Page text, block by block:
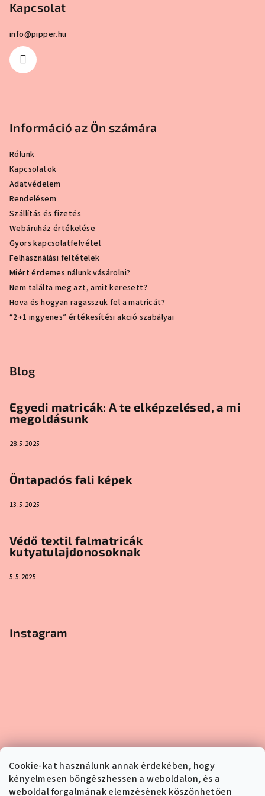
Cookie-kat használunk annak érdekében, hogy
kényelmesen böngészhessen a weboldalon, és a
weboldal forgalmának elemzésének köszönhetően
Kapcsolat
info@pipper.hu
Információ az Ön számára
Rólunk
Kapcsolatok
Adatvédelem
Rendelésem
Szállítás és fizetés
Webáruház értékelése
Gyors kapcsolatfelvétel
Felhasználási feltételek
Miért érdemes nálunk vásárolni?
Nem találta meg azt, amit keresett?
Hova és hogyan ragasszuk fel a matricát?
“2+1 ingyenes” értékesítési akció szabályai
Blog
Egyedi matricák: A te elképzelésed, a mi
megoldásunk
28.5.2025
Öntapadós fali képek
13.5.2025
Védő textil falmatricák
kutyatulajdonosoknak
5.5.2025
Instagram